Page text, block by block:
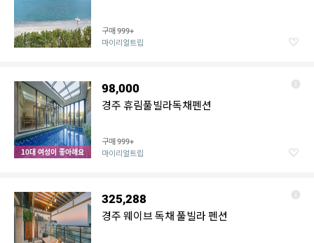
구매999+
마이리얼트립
10대 여성이 좋아해요
98,000
경주 휴림풀빌라독채펜션
구매999+
마이리얼트립
325,288
경주 웨이브 독채 풀빌라 펜션